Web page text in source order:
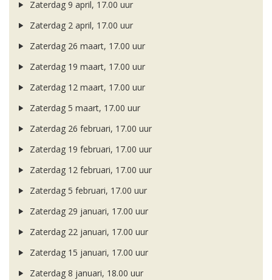
Zaterdag 9 april, 17.00 uur
Zaterdag 2 april, 17.00 uur
Zaterdag 26 maart, 17.00 uur
Zaterdag 19 maart, 17.00 uur
Zaterdag 12 maart, 17.00 uur
Zaterdag 5 maart, 17.00 uur
Zaterdag 26 februari, 17.00 uur
Zaterdag 19 februari, 17.00 uur
Zaterdag 12 februari, 17.00 uur
Zaterdag 5 februari, 17.00 uur
Zaterdag 29 januari, 17.00 uur
Zaterdag 22 januari, 17.00 uur
Zaterdag 15 januari, 17.00 uur
Zaterdag 8 januari, 18.00 uur